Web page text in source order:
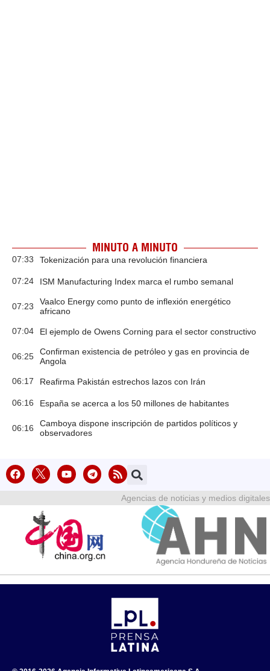
MINUTO A MINUTO
07:33 Tokenización para una revolución financiera
07:24 ISM Manufacturing Index marca el rumbo semanal
07:23
Vaalco Energy como punto de inflexión energético
africano
07:04 El ejemplo de Owens Corning para el sector constructivo
06:25
Confirman existencia de petróleo y gas en provincia de
Angola
06:17 Reafirma Pakistán estrechos lazos con Irán
06:16 España se acerca a los 50 millones de habitantes
06:16
Camboya dispone inscripción de partidos políticos y
observadores
Agencias de noticias y medios digitales